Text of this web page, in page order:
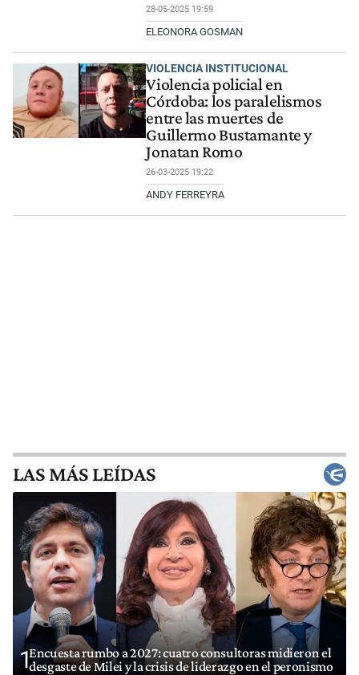
28-05-2025 19:59
ELEONORA GOSMAN
VIOLENCIA INSTITUCIONAL
Violencia policial en
Córdoba: los paralelismos
entre las muertes de
Guillermo Bustamante y
Jonatan Romo
26-03-2025 19:22
ANDY FERREYRA
LAS MÁS LEÍDAS
1Encuesta rumbo a 2027: cuatro consultoras midieron el
desgaste de Milei y la crisis de liderazgo en el peronismo